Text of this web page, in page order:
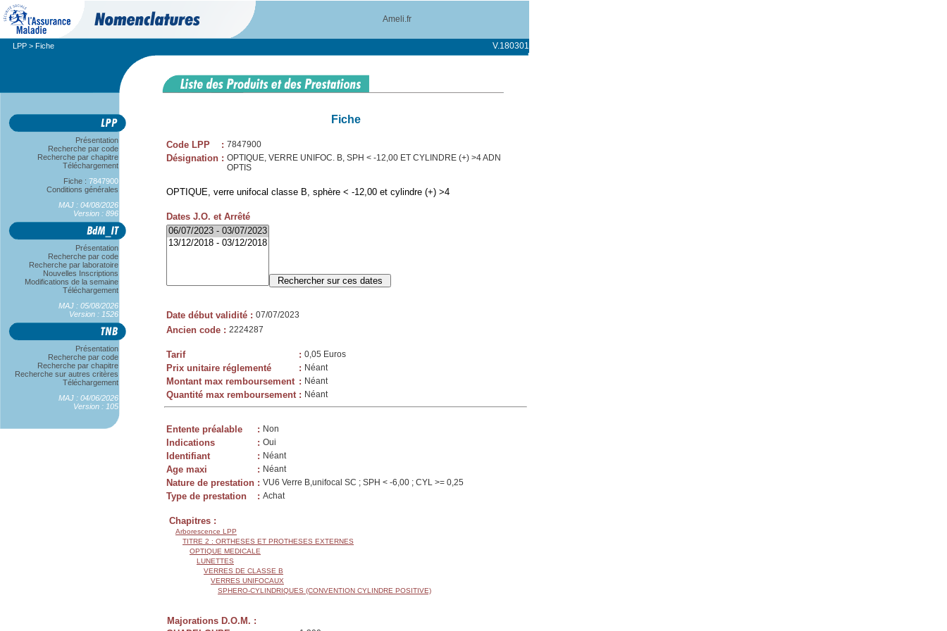
Ameli.fr
LPP > Fiche V.180301
Présentation
Recherche par code
Recherche par chapitre
Téléchargement
Fiche : 7847900
Conditions générales
MAJ : 04/08/2026
Version : 896
Présentation
Recherche par code
Recherche par laboratoire
Nouvelles Inscriptions
Modifications de la semaine
Téléchargement
MAJ : 05/08/2026
Version : 1526
Présentation
Recherche par code
Recherche par chapitre
Recherche sur autres critères
Téléchargement
MAJ : 04/06/2026
Version : 105
Fiche
Code LPP : 7847900
Désignation : OPTIQUE, VERRE UNIFOC. B, SPH < -12,00 ET CYLINDRE (+) >4 ADN
OPTIS
OPTIQUE, verre unifocal classe B, sphère < -12,00 et cylindre (+) >4
Dates J.O. et Arrêté
Date début validité : 07/07/2023
Ancien code : 2224287
Tarif : 0,05 Euros
Prix unitaire réglementé : Néant
Montant max remboursement : Néant
Quantité max remboursement : Néant
Entente préalable : Non
Indications : Oui
Identifiant : Néant
Age maxi : Néant
Nature de prestation : VU6 Verre B,unifocal SC ; SPH < -6,00 ; CYL >= 0,25
Type de prestation : Achat
Chapitres :
Arborescence LPP
TITRE 2 : ORTHESES ET PROTHESES EXTERNES
OPTIQUE MEDICALE
LUNETTES
VERRES DE CLASSE B
VERRES UNIFOCAUX
SPHERO-CYLINDRIQUES (CONVENTION CYLINDRE POSITIVE)
Majorations D.O.M. :